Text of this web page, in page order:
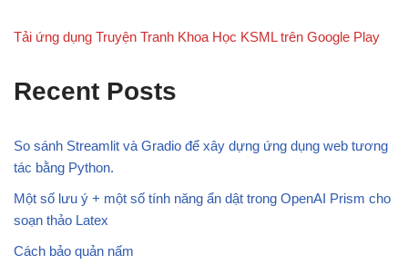
Tải ứng dụng Truyện Tranh Khoa Học KSML trên Google Play
Recent Posts
So sánh Streamlit và Gradio để xây dựng ứng dụng web tương
tác bằng Python.
Một số lưu ý + một số tính năng ẩn dật trong OpenAI Prism cho
soạn thảo Latex
Cách bảo quản nấm